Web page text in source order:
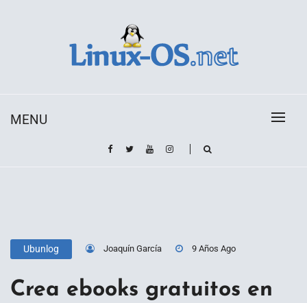
MENU
Ubunlog Joaquín García 9 Años Ago
Crea ebooks gratuitos en